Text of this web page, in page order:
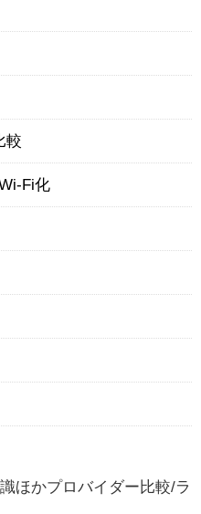
較
Fi化
ほかプロバイダー比較/ラ